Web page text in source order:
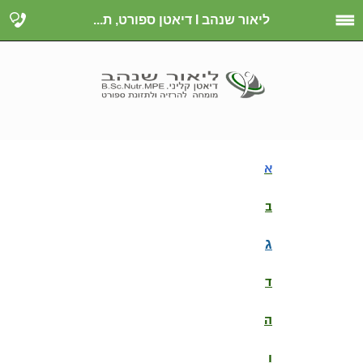
ליאור שנהב I דיאטן ספורט, ת...
א
ב
ג
ד
ה
ו